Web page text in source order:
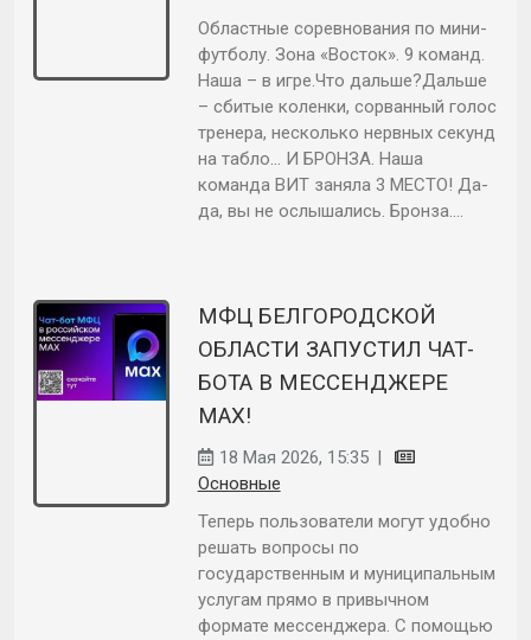
Областные соревнования по мини-
футболу. Зона «Восток». 9 команд.
Наша – в игре.Что дальше?Дальше
– сбитые коленки, сорванный голос
тренера, несколько нервных секунд
на табло… И БРОНЗА. Наша
команда ВИТ заняла 3 МЕСТО! Да-
да, вы не ослышались. Бронза....
МФЦ БЕЛГОРОДСКОЙ
ОБЛАСТИ ЗАПУСТИЛ ЧАТ-
БОТА В МЕССЕНДЖЕРЕ
MAX!
18 Мая 2026, 15:35 |
Основные
Теперь пользователи могут удобно
решать вопросы по
государственным и муниципальным
услугам прямо в привычном
формате мессенджера. С помощью